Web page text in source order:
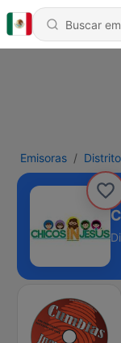
Emisoras